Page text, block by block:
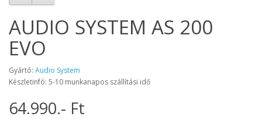
AUDIO SYSTEM AS 200
EVO
Gyártó: Audio System
Készletinfó: 5-10 munkanapos szállítási idő
64.990.- Ft